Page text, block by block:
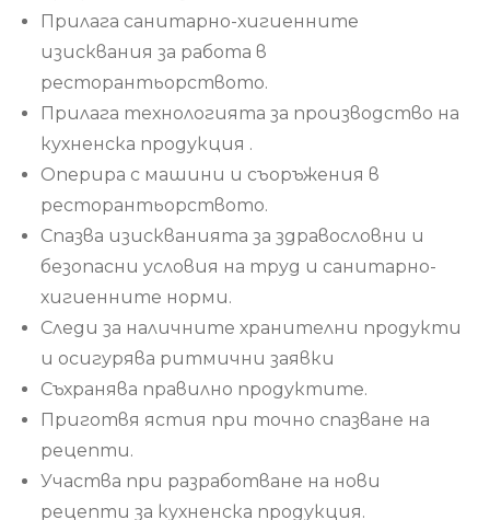
Прилага санитарно-хигиенните
изисквания за работа в
ресторантьорството.
Прилага технологията за производство на
кухненска продукция .
Оперира с машини и съоръжения в
ресторантьорството.
Спазва изискванията за здравословни и
безопасни условия на труд и санитарно-
хигиенните норми.
Следи за наличните хранителни продукти
и осигурява ритмични заявки
Съхранява правилно продуктите.
Приготвя ястия при точно спазване на
рецепти.
Участва при разработване на нови
рецепти за кухненска продукция.